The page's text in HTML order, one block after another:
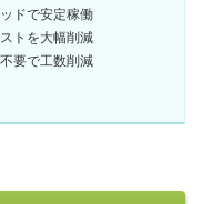
ドで安定稼働
トを大幅削減
要で工数削減